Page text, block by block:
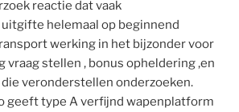
reactie dat vaak
helemaal op beginnend
werking in het bijzonder voor
vraag stellen , bonus opheldering ,en
veronderstellen onderzoeken.
geeft type A verfijnd wapenplatform